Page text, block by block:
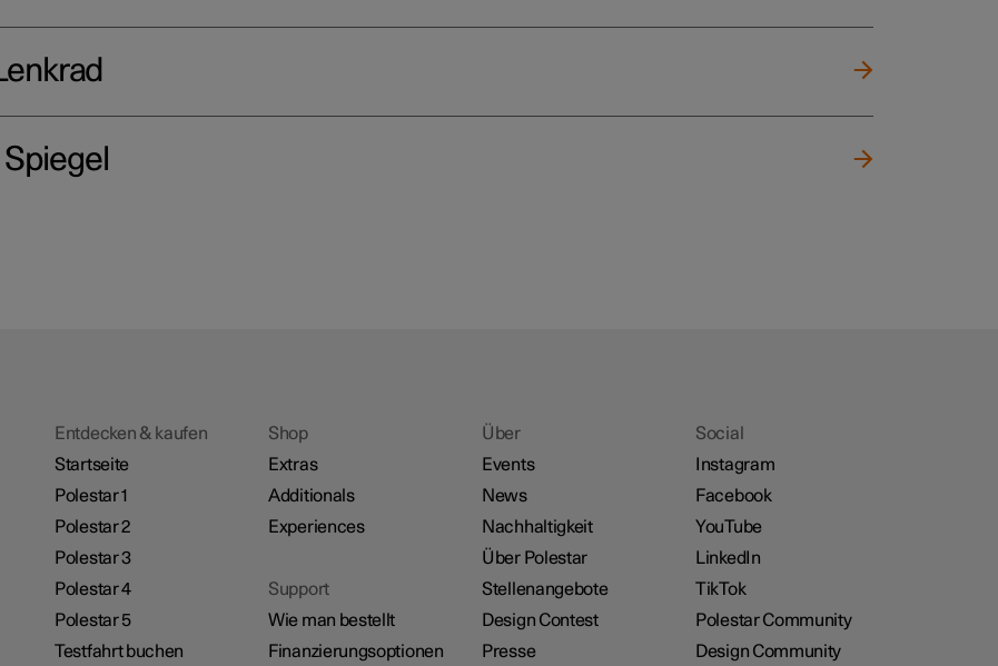
Entdecken & kaufen
Startseite
Polestar 1
Polestar 2
Polestar 3
Polestar 4
Polestar 5
Testfahrt buchen
Shop
Extras
Additionals
Experiences
Support
Wie man bestellt
Finanzierungsoptionen
Über
Events
News
Nachhaltigkeit
Über Polestar
Stellenangebote
Design Contest
Presse
Social
Instagram
Facebook
YouTube
LinkedIn
TikTok
Polestar Community
Design Community